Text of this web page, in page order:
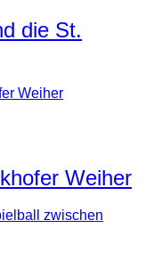
die St.
Weiher